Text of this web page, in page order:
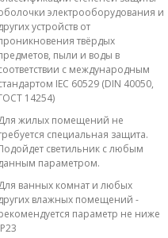
электрооборудования и
устройств от
твёрдых
пыли и воды в
с международным
IEC 60529 (DIN 40050,
14254)
жилых помещений не
специальная защита.
светильник с любым
параметром.
ванных комнат и любых
влажных помещений -
параметр не ниже